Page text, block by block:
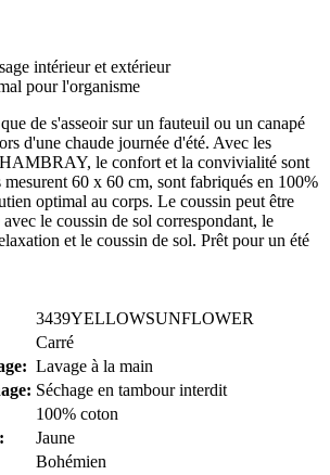
intérieur et extérieur
pour l'organisme
de s'asseoir sur un fauteuil ou un canapé
d'une chaude journée d'été. Avec les
le confort et la convivialité sont
mesurent 60 x 60 cm, sont fabriqués en 100%
optimal au corps. Le coussin peut être
le coussin de sol correspondant, le
et le coussin de sol. Prêt pour un été
3439YELLOWSUNFLOWER
Carré
Lavage à la main
Séchage en tambour interdit
100% coton
Jaune
Bohémien